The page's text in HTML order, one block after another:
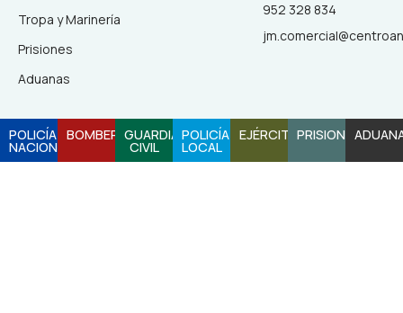
Tropa y Marinería
Prisiones
Aduanas
952 328 834
POLICÍA
NACIONAL
BOMBEROSGUARDIA
CIVIL
POLICÍA
LOCAL
EJÉRCITOPRISIONES